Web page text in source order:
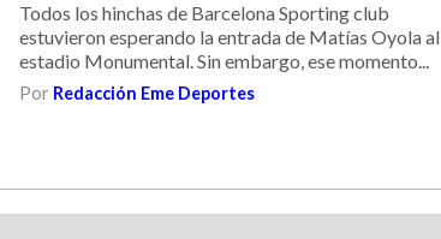
Todos los hinchas de Barcelona Sporting club
estuvieron esperando la entrada de Matías Oyola al
estadio Monumental. Sin embargo, ese momento...
Por Redacción Eme Deportes